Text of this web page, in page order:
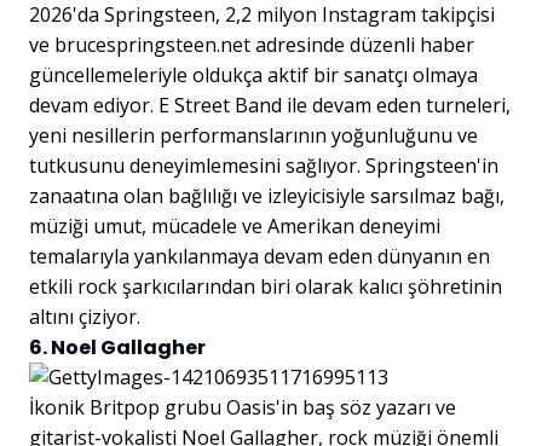
2026'da Springsteen, 2,2 milyon Instagram takipçisi
ve brucespringsteen.net adresinde düzenli haber
güncellemeleriyle oldukça aktif bir sanatçı olmaya
devam ediyor. E Street Band ile devam eden turneleri,
yeni nesillerin performanslarının yoğunluğunu ve
tutkusunu deneyimlemesini sağlıyor. Springsteen'in
zanaatına olan bağlılığı ve izleyicisiyle sarsılmaz bağı,
müziği umut, mücadele ve Amerikan deneyimi
temalarıyla yankılanmaya devam eden dünyanın en
etkili rock şarkıcılarından biri olarak kalıcı şöhretinin
altını çiziyor.
6. Noel Gallagher
İkonik Britpop grubu Oasis'in baş söz yazarı ve
gitarist-vokalisti Noel Gallagher, rock müziği önemli